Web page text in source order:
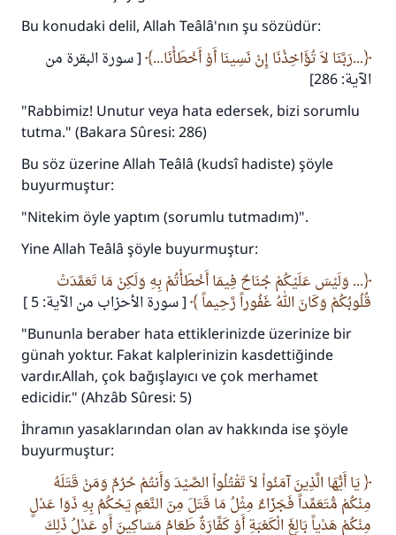
Bu konudaki delil, Allah Teâlâ'nın şu sözüdür:
...رَبَّنَا لاَ تُؤَاخِذْنَا إِنْ نَسِينَا أَوْ أَخْطَأْنَا...
[ سورة البقرة من
الآية: 286]
"Rabbimiz! Unutur veya hata edersek, bizi sorumlu
tutma." (Bakara Sûresi: 286)
Bu söz üzerine Allah Teâlâ (kudsî hadiste) şöyle
buyurmuştur:
"Nitekim öyle yaptım (sorumlu tutmadım)".
Yine Allah Teâlâ şöyle buyurmuştur:
... وَلَيْسَ عَلَيْكُمْ جُنَاحٌ فِيمَا أَخْطَأْتُمْ بِهِ وَلَكِنْ مَا تَعَمَّدَتْ
قُلُوبُكُمْ وَكَانَ اللهُ غَفُوراً رَّحِيماً
[ سورة الأحزاب من الآية: 5 ]
"Bununla beraber hata ettiklerinizde üzerinize bir
günah yoktur. Fakat kalplerinizin kasdettiğinde
vardır.Allah, çok bağışlayıcı ve çok merhamet
edicidir." (Ahzâb Sûresi: 5)
İhramın yasaklarından olan av hakkında ise şöyle
buyurmuştur:
يَا أَيُّهَا الَّذِينَ آمَنُواْ لاَ تَقْتُلُواْ الصَّيْدَ وَأَنتُمْ حُرُمٌ وَمَنْ قَتَلَهُ
مِنْكُمْ مُّتَعَمِّداً فَجَزَاءٌ مِثْلُ مَا قَتَلَ مِنَ النَّعَمِ يَحْكُمُ بِهِ ذَوَا عَدْلٍ
مِنْكُمْ هَدْياً بَالِغَ الْكَعْبَةِ أَوْ كَفَّارَةٌ طَعَامُ مَسَاكِينَ أَو عَدْلُ ذَلِكَ
110845 Nolu Cevap, bir evliliği
kurtardı.
kişinin sevabı kadar ona sevap yazılır.
(MUSLIM 1893)